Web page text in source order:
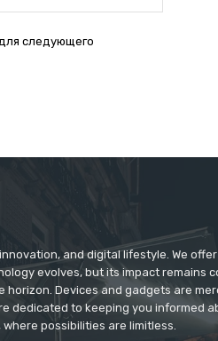
Сайт:
следующего
and digital lifestyle. We
evolves, but its impact remains
Devices and gadgets are
dedicated to keeping you informed
possibilities are limitless.